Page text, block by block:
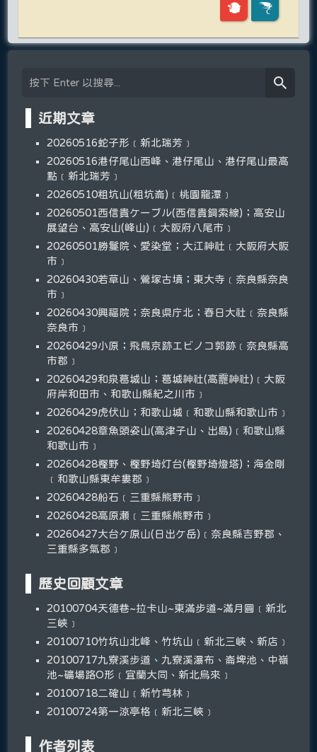
近期文章
20260516蛇子形﹝新北瑞芳﹞
20260516港仔尾山西峰、港仔尾山、港仔尾山最高
點﹝新北瑞芳﹞
20260510粗坑山(粗坑崙)﹝桃園龍潭﹞
20260501西信貴ケーブル(西信貴鋼索線)；高安山
展望台、高安山(峰山)﹝大阪府八尾市﹞
20260501勝鬘院、愛染堂；大江神社﹝大阪府大阪
市﹞
20260430若草山、鶯塚古墳；東大寺﹝奈良縣奈良
市﹞
20260430興福院；奈良県庁北；春日大社﹝奈良縣
奈良市﹞
20260429小原；飛鳥京跡エビノコ郭跡﹝奈良縣高
市郡﹞
20260429和泉葛城山；葛城神社(高龗神社)﹝大阪
府岸和田市、和歌山縣紀之川市﹞
20260429虎伏山；和歌山城﹝和歌山縣和歌山市﹞
20260428章魚頭姿山(高津子山、出島)﹝和歌山縣
和歌山市﹞
20260428樫野、樫野埼灯台(樫野埼燈塔)；海金剛
﹝和歌山縣東牟婁郡﹞
20260428船石﹝三重縣熊野市﹞
20260428高原瀬﹝三重縣熊野市﹞
20260427大台ケ原山(日出ケ岳)﹝奈良縣吉野郡、
三重縣多氣郡﹞
歷史回顧文章
20100704天德巷~拉卡山~東滿步道~滿月圓﹝新北
三峽﹞
20100710竹坑山北峰、竹坑山﹝新北三峽、新店﹞
20100717九寮溪步道、九寮溪瀑布、崙埤池、中嶺
池~礦場路O形﹝宜蘭大同、新北烏來﹞
20100718二確山﹝新竹芎林﹞
20100724第一涼亭格﹝新北三峽﹞
作者列表